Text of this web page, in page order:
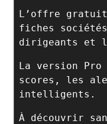
L’offre
fiches
dirigeants et
La version
scores, les
intelligents.
À découvrir